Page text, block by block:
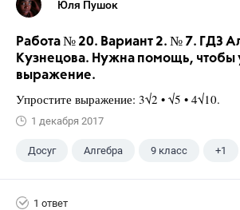
Юля Пушок
Работа № 20. Вариант 2. № 7. ГДЗ
Кузнецова. Нужна помощь, чтобы
выражение.
Упростите выражение: 3√2 • √5 • 4√10.
1 декабря 2017
Досуг Алгебра 9 класс +1
1 ответ